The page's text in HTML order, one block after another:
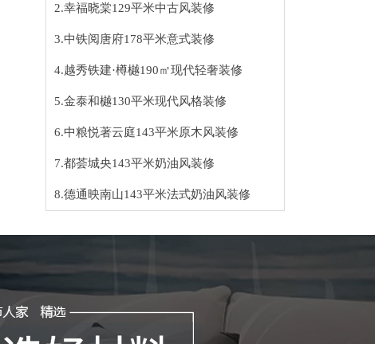
2.幸福晓棠129平米中古风装修
3.中铁阅唐府178平米意式装修
4.越秀铁建·樽樾190㎡现代轻奢装修
5.金泰和樾130平米现代风格装修
6.中粮悦著云庭143平米原木风装修
7.都荟城央143平米奶油风装修
8.德通映南山143平米法式奶油风装修